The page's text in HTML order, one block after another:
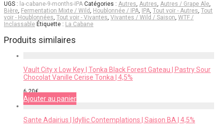
UGS : la-cabane-9-months-IPA Catégories : Autres, Autres, Autres / Grape Ale,
Bière, Fermentation Mixte / Wild, Houblonnée / IPA, IPA, Tout voir - Autres, Tout
voir - Houblonnées, Tout voir - Vivantes, Vivantes / Wild / Saison, WTF /
Inclassable Étiquette : La Cabane
Produits similaires
Vault City x Low Key | Tonka Black Forest Gateau | Pastry Sour
Chocolat Vanille Cerise Tonka | 4,5%
6,20€
Ajouter au panier
Sante Adairius | Idyllic Contemplations | Saison BA | 4,5%